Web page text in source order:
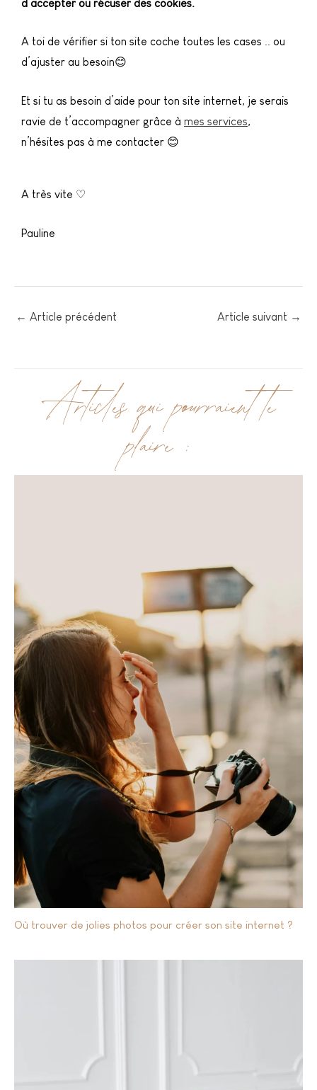
d’accepter ou récuser des cookies.
A toi de vérifier si ton site coche toutes les cases .. ou
d’ajuster au besoin😊
Et si tu as besoin d’aide pour ton site internet, je serais
ravie de t’accompagner grâce à mes services,
n’hésites pas à me contacter 😊
A très vite ♡
Pauline
← Article précédent Article suivant →
Articles qui pourraient te
plaire :
Où trouver de jolies photos pour créer son site internet ?